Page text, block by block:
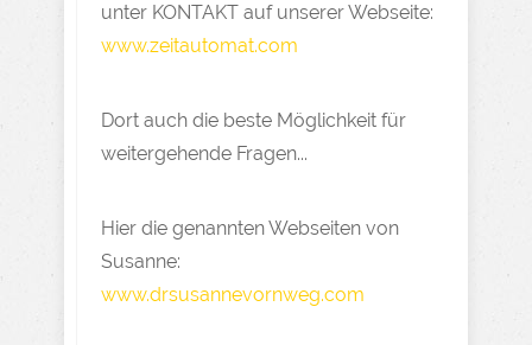
unter KONTAKT auf unserer Webseite:
www.zeitautomat.com
Dort auch die beste Möglichkeit für
weitergehende Fragen...
Hier die genannten Webseiten von
Susanne:
www.drsusannevornweg.com